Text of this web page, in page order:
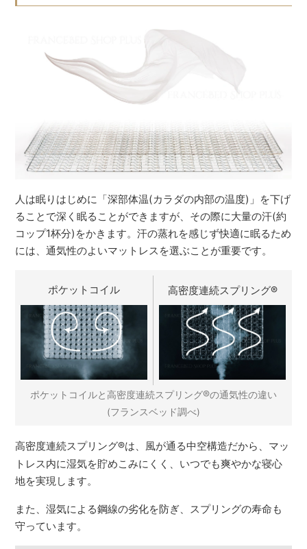
人は眠りはじめに「深部体温(カラダの内部の温度)」を下げ
ることで深く眠ることができますが、その際に大量の汗(約
コップ1杯分)をかきます。汗の蒸れを感じず快適に眠るため
には、通気性のよいマットレスを選ぶことが重要です。
ポケットコイル 高密度連続スプリング®
ポケットコイルと高密度連続スプリング®の通気性の違い
(フランスベッド調べ)
高密度連続スプリング®は、風が通る中空構造だから、マッ
トレス内に湿気を貯めこみにくく、いつでも爽やかな寝心
地を実現します。
また、湿気による鋼線の劣化を防ぎ、スプリングの寿命も
守っています。